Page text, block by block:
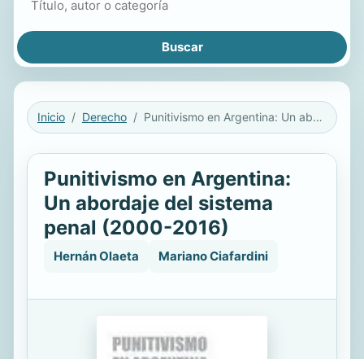
Inicio Derecho Punitivismo en Argentina: Un abordaje del sistema penal (2000-2016)
Punitivismo en Argentina:
Un abordaje del sistema
penal (2000-2016)
Hernán Olaeta Mariano Ciafardini